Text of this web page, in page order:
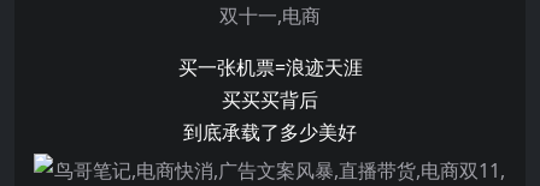
买一张机票=浪迹天涯
买买买背后
到底承载了多少美好